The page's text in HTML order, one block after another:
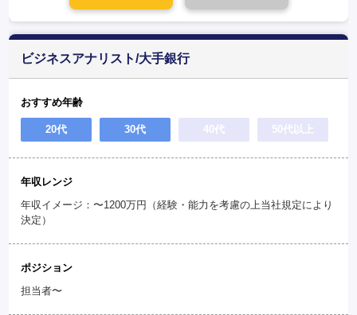
ビジネスアナリスト/大手銀行
おすすめ年齢
20代 30代 40代 50代以上
年収レンジ
年収イメージ：〜1200万円（経験・能力を考慮の上当社規定により
決定）
ポジション
担当者〜